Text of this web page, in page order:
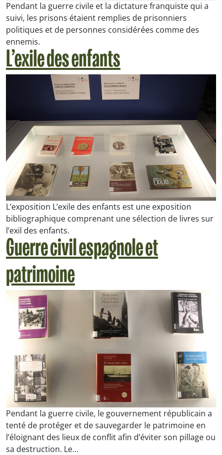
Pendant la guerre civile et la dictature franquiste qui a
suivi, les prisons étaient remplies de prisonniers
politiques et de personnes considérées comme des
ennemis.
L’exile des enfants
L’exposition L’exile des enfants est une exposition
bibliographique comprenant une sélection de livres sur
l’exil des enfants.
Guerre civil espagnole et
patrimoine
Pendant la guerre civile, le gouvernement républicain a
tenté de protéger et de sauvegarder le patrimoine en
l’éloignant des lieux de conflit afin d’éviter son pillage ou
sa destruction. Le…